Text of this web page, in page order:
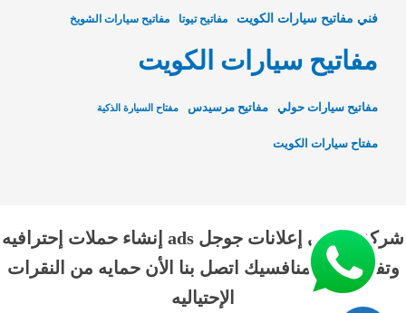
فني مفاتيح سيارات الكويت مفاتيح تيوتا مفاتيح سيارات الشويخ
مفاتيح سيارات الكويت
مفاتيح سيارات حولي مفاتيح مرسيدس مفتاح السيارة الذكية
مفتاح سيارات الكويت
شركة الناجي إعلانات جوجل ads إنشاء حملات إحترافيه
وتفوق علي منافسيك اتصل بنا الأن حمايه من النقرات
الإحتياليه